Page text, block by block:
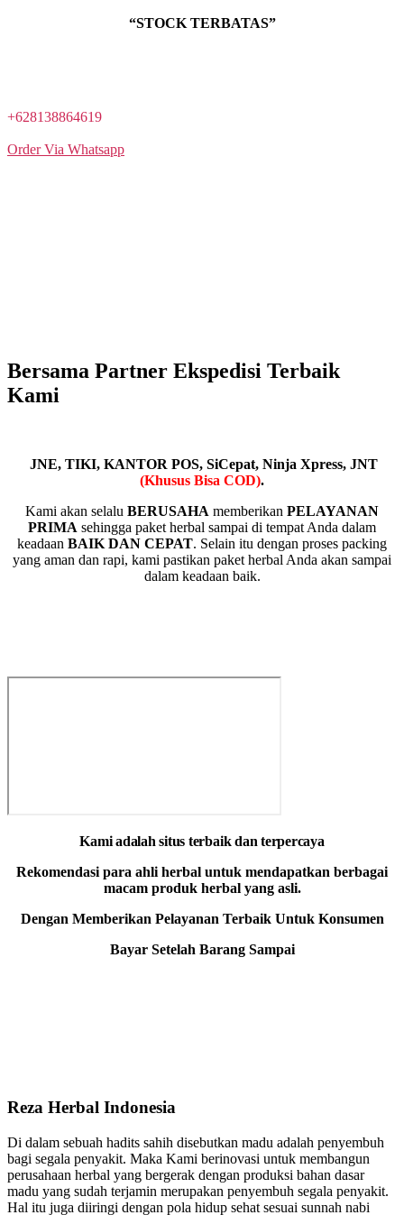
“STOCK TERBATAS”
+628138864619
Order Via Whatsapp
Bersama Partner Ekspedisi Terbaik
Kami
JNE, TIKI, KANTOR POS, SiCepat, Ninja Xpress, JNT
(Khusus Bisa COD).
Kami akan selalu BERUSAHA memberikan PELAYANAN
PRIMA sehingga paket herbal sampai di tempat Anda dalam
keadaan BAIK DAN CEPAT. Selain itu dengan proses packing
yang aman dan rapi, kami pastikan paket herbal Anda akan sampai
dalam keadaan baik.
Kami adalah situs terbaik dan terpercaya
Rekomendasi para ahli herbal untuk mendapatkan berbagai
macam produk herbal yang asli.
Dengan Memberikan Pelayanan Terbaik Untuk Konsumen
Bayar Setelah Barang Sampai
Reza Herbal Indonesia
Di dalam sebuah hadits sahih disebutkan madu adalah penyembuh
bagi segala penyakit. Maka Kami berinovasi untuk membangun
perusahaan herbal yang bergerak dengan produksi bahan dasar
madu yang sudah terjamin merupakan penyembuh segala penyakit.
Hal itu juga diiringi dengan pola hidup sehat sesuai sunnah nabi